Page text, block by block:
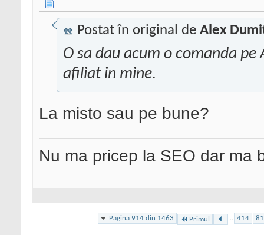
Postat în original de Alex
O sa dau acum o comanda
afiliat in mine.
La misto sau pe bune?
Nu ma pricep la SEO dar ma
Pagina 914 din 1463 Primul ... 414